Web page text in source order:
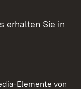
erhalten Sie in
Elemente von